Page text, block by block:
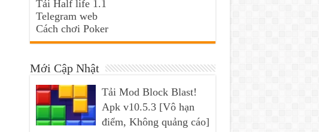
Tải Half life 1.1
Telegram web
Cách chơi Poker
Mới Cập Nhật
Tải Mod Block Blast!
Apk v10.5.3 [Vô hạn
điểm, Không quảng cáo]